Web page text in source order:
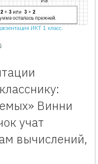
ИКТ 1 класс.
Винни
учат
вычислений,